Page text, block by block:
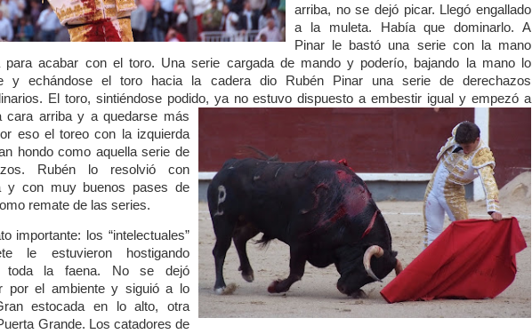
arriba, no se dejó picar. Llegó engallado
a la muleta. Había que dominarlo. A
Pinar le bastó una serie con la mano
para acabar con el toro. Una serie cargada de mando y poderío, bajando la mano lo
y echándose el toro hacia la cadera dio Rubén Pinar una serie de derechazos
El toro, sintiéndose podido, ya no estuvo dispuesto a embestir igual y empezó a
cara arriba y a quedarse más
eso el toreo con la izquierda
hondo como aquella serie de
Rubén lo resolvió con
y con muy buenos pases de
remate de las series.
importante: los “intelectuales”
le estuvieron hostigando
toda la faena. No se dejó
por el ambiente y siguió a lo
estocada en lo alto, otra
Grande. Los catadores de